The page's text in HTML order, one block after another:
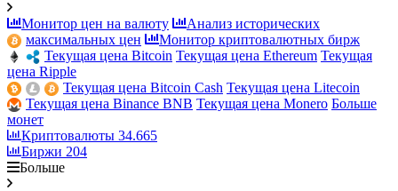
Монитор цен на валюту
Анализ исторических
максимальных цен
Монитор криптовалютных бирж
Текущая цена Bitcoin Текущая цена Ethereum Текущая
цена Ripple
Текущая цена Bitcoin Cash Текущая цена Litecoin
Текущая цена Binance BNB Текущая цена Monero Больше
монет
Криптовалюты 34.665
Биржи 204
Больше